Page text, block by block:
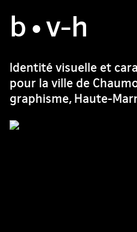
b•v-h
studio
projects
bvh type
contact
Identité visuelle et
pour la ville de
graphisme, Haute-